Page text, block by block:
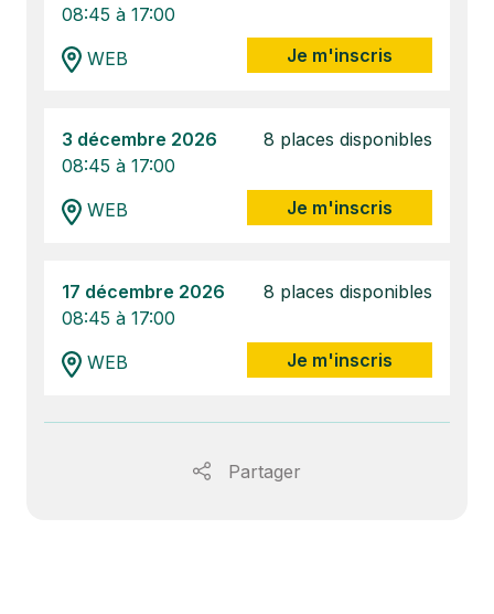
08:45 à 17:00
WEB
Je m'inscris
3 décembre 2026
08:45 à 17:00
WEB
8 places disponibles
Je m'inscris
17 décembre 2026
08:45 à 17:00
WEB
8 places disponibles
Je m'inscris
Partager